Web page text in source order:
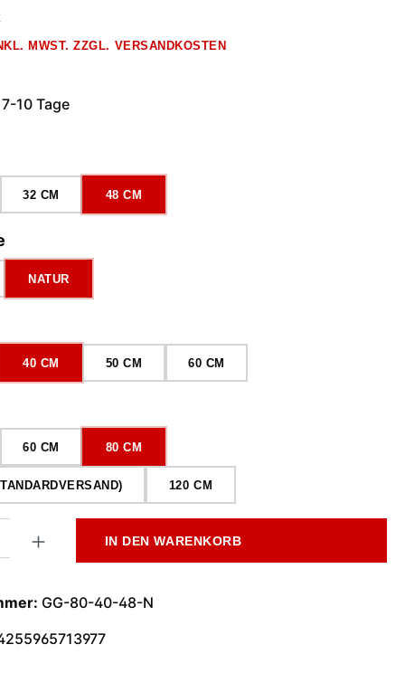
MWST. ZZGL. VERSANDKOSTEN
10 Tage
32 CM 48 CM
NATUR
40 CM 50 CM 60 CM
60 CM 80 CM
120 CM
IN DEN WARENKORB
GG-80-40-48-N